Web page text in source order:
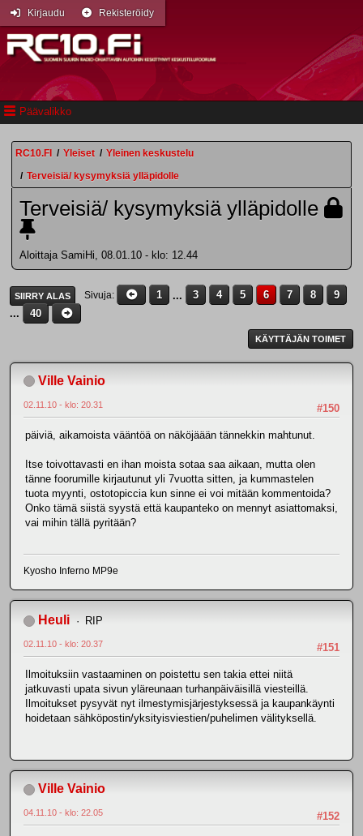
Päävalikko
Kirjaudu Rekisteröidy
RC10.FI / Yleiset / Yleinen keskustelu
/ Terveisiä/ kysymyksiä ylläpidolle
Terveisiä/ kysymyksiä ylläpidolle
Aloittaja SamiHi, 08.01.10 - klo: 12.44
SIIRRY ALAS Sivuja 1 ... 3 4 5 6 7 8
9
...
40
KÄYTTÄJÄN TOIMET
Ville Vainio
#150
02.11.10 - klo: 20.31
päiviä, aikamoista vääntöä on näköjäään tännekkin mahtunut.
Itse toivottavasti en ihan moista sotaa saa aikaan, mutta olen
tänne foorumille kirjautunut yli 7vuotta sitten, ja kummastelen
tuota myynti, ostotopiccia kun sinne ei voi mitään kommentoida?
Onko tämä siistä syystä että kaupanteko on mennyt asiattomaksi,
vai mihin tällä pyritään?
Kyosho Inferno MP9e
Heuli RIP
#151
02.11.10 - klo: 20.37
Ilmoituksiin vastaaminen on poistettu sen takia ettei niitä
jatkuvasti upata sivun yläreunaan turhanpäiväisillä viesteillä.
Ilmoitukset pysyvät nyt ilmestymisjärjestyksessä ja kaupankäynti
hoidetaan sähköpostin/yksityisviestien/puhelimen välityksellä.
Ville Vainio
#152
04.11.10 - klo: 22.05